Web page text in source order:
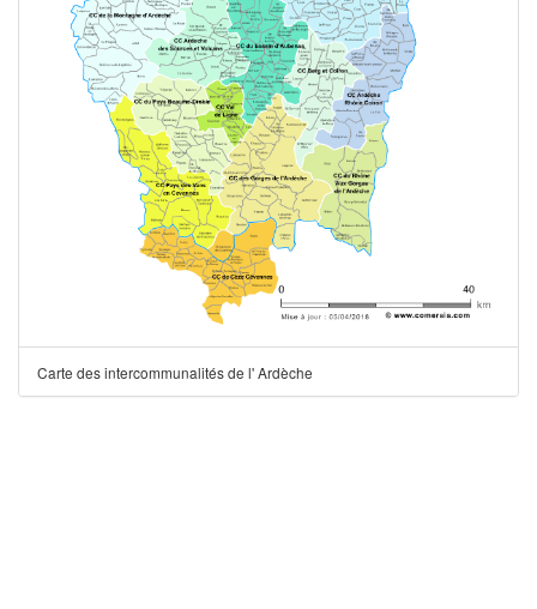
Carte des intercommunalités de l' Ardèche